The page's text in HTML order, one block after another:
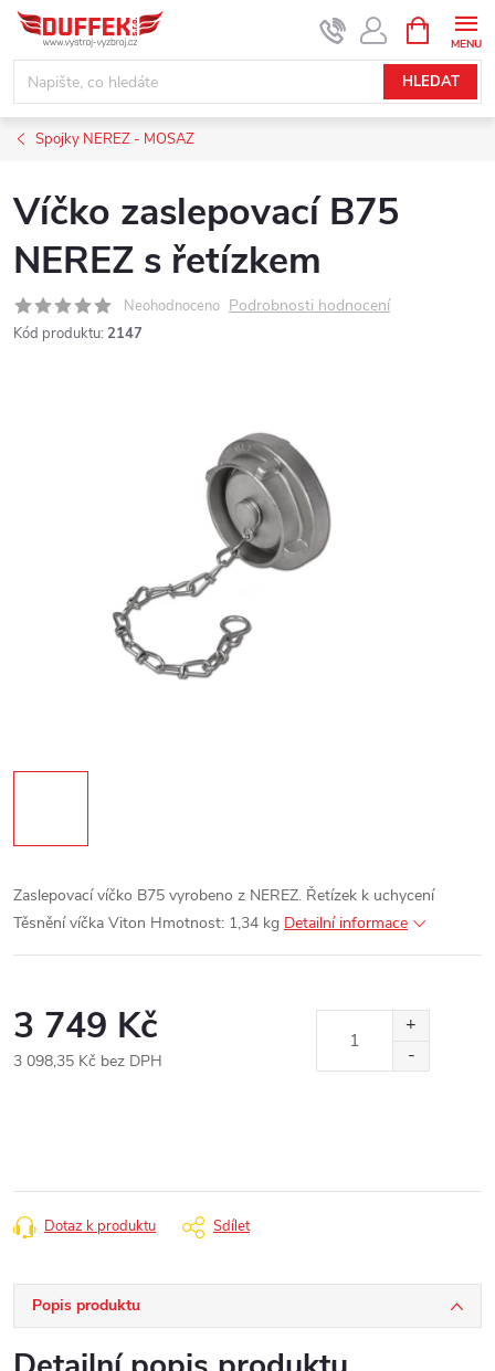
Přejít
obsah
HLEDAT
NÁKUPNÍ
KOŠÍK
Spojky NEREZ - MOSAZ
Víčko zaslepovací B75
NEREZ s řetízkem
Neohodnoceno Podrobnosti hodnocení
Kód produktu: 2147
Zaslepovací víčko B75 vyrobeno z NEREZ. Řetízek k uchycení
Těsnění víčka Viton Hmotnost: 1,34 kg Detailní informace
3 749 Kč
3 098,35 Kč bez DPH
Dotaz k produktu Sdílet
Popis produktu